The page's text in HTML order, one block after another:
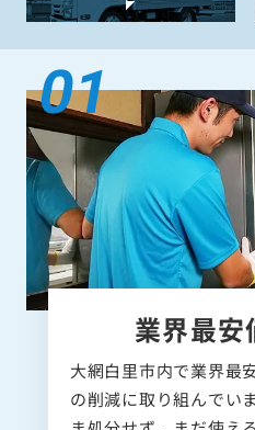
業界最安
大網白里市内で業界最
の削減に取り組んでい